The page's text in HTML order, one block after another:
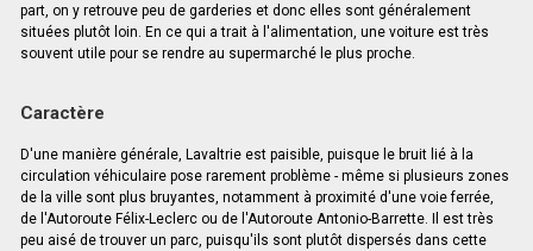
part, on y retrouve peu de garderies et donc elles sont généralement
situées plutôt loin. En ce qui a trait à l'alimentation, une voiture est très
souvent utile pour se rendre au supermarché le plus proche.
Caractère
D'une manière générale, Lavaltrie est paisible, puisque le bruit lié à la
circulation véhiculaire pose rarement problème - même si plusieurs zones
de la ville sont plus bruyantes, notamment à proximité d'une voie ferrée,
de l'Autoroute Félix-Leclerc ou de l'Autoroute Antonio-Barrette. Il est très
peu aisé de trouver un parc, puisqu'ils sont plutôt dispersés dans cette